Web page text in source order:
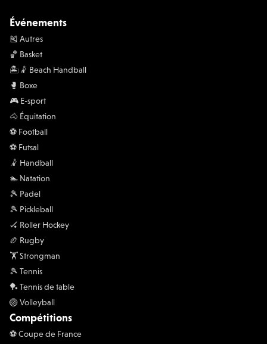
Événements
🎽 Autres
🏀 Basket
🏝️🤾 Beach Handball
🥊 Boxe
🎮 E-sport
🐴 Équitation
⚽️ Football
⚽️ Futsal
🤾 Handball
🏊 Natation
🎾 Padel
🎾 Pickleball
🏑 Roller Hockey
🏉 Rugby
🏋 Strongman
🎾 Tennis
🏓 Tennis de table
🏐 Volleyball
Compétitions
⚽️ Coupe de France